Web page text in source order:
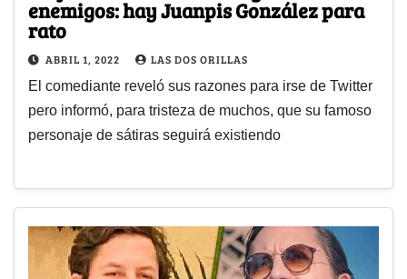
enemigos: hay Juanpis González para
rato
ABRIL 1, 2022 LAS DOS ORILLAS
El comediante reveló sus razones para irse de Twitter
pero informó, para tristeza de muchos, que su famoso
personaje de sátiras seguirá existiendo